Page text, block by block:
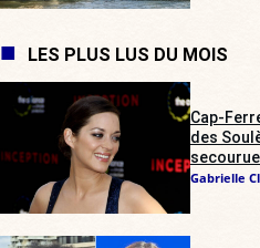
LES PLUS LUS DU MOIS
Cap-
des
Gabrielle